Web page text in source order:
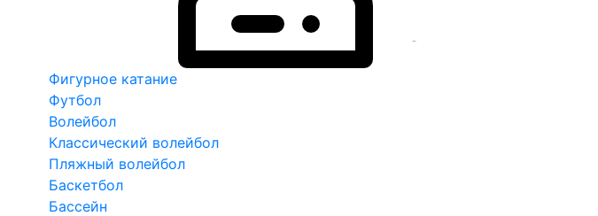
Фигурное катание
Футбол
Волейбол
Классический волейбол
Пляжный волейбол
Баскетбол
Бассейн